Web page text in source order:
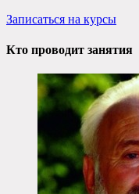
Записаться на курсы
Кто проводит занятия